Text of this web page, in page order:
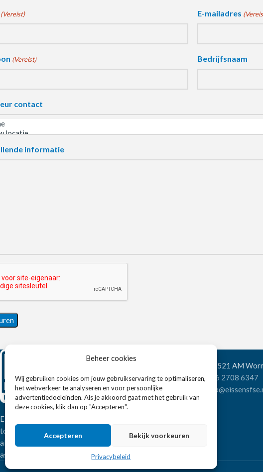
Beheer cookies
Wij gebruiken cookies om jouw gebruikservaring te optimaliseren,
het webverkeer te analyseren en voor persoonlijke
advertentiedoeleinden. Als je akkoord gaat met het gebruik van
deze cookies, klik dan op "Accepteren".
Accepteren Bekijk voorkeuren
Privacybeleid
(Vereist) E-mailadres
(Vereist) Bedrijfsnaam
contact
informatie
Eissens FSE is een horeca
totaalleverancier. U vindt bij ons niet
alleen inspiratie maar ook een breed
assortiment horeca apparatuur.
Wandelweg 198, 1521 AM
Telefoon:+31 6 2708 6347